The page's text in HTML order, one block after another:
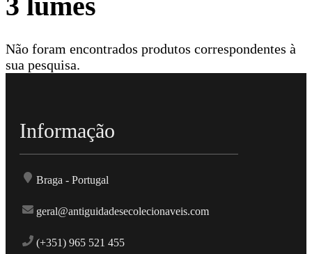
Não foram encontrados produtos correspondentes à
sua pesquisa.
Informação
Braga - Portugal
geral@antiguidadesecolecionaveis.com
(+351) 965 521 455